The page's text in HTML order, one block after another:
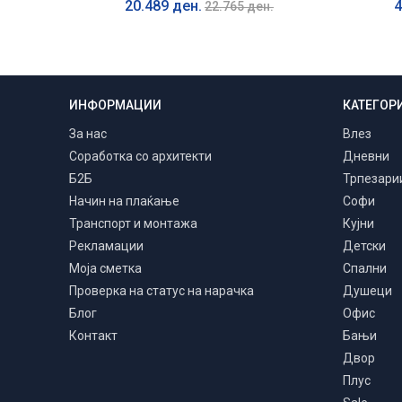
20.489 ден. 22.765 ден.
Транспорт и монтажа
ИНФОРМАЦИИ
За нас
Соработка со архитекти
Б2Б
Начин на плаќање
Транспорт и монтажа
Рекламации
Моја сметка
Проверка на статус на нарачка
Блог
Контакт
Влез
Дневни
Софи
Кујни
Детски
Спални
Душеци
Офис
Бањи
Двор
Плус